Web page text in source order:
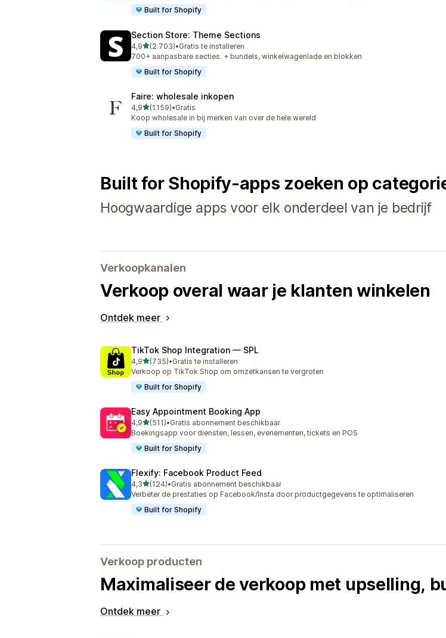
Built for Shopify
Section Store: Theme Sections
4,9van 5 sterren
(2.703)
2703 recensies in totaal
•Gratis te installeren
700+ aanpasbare secties. + bundels, winkelwagenlade en blokken
Built for Shopify
Faire: wholesale inkopen
4,9van 5 sterren
(1.159)
1159 recensies in totaal
•Gratis
Koop wholesale in bij merken van over de hele wereld
Built for Shopify
Built for Shopify-apps zoeken op
Hoogwaardige apps voor elk onderdeel van je bedrijf
Verkoopkanalen
Verkoop overal waar je klanten winkelen
Ontdek meer
TikTok Shop Integration — SPL
4,9van 5 sterren
(735)
735 recensies in totaal
•Gratis te installeren
Verkoop op TikTok Shop om omzetkansen te vergroten
Built for Shopify
Easy Appointment Booking App
4,9van 5 sterren
(511)
511 recensies in totaal
•Gratis abonnement beschikbaar
Boekingsapp voor diensten, lessen, evenementen, tickets en POS
Built for Shopify
Flexify: Facebook Product Feed
4,3van 5 sterren
(124)
124 recensies in totaal
•Gratis abonnement beschikbaar
Verbeter de prestaties op Facebook/Insta door productgegevens te optimaliseren
Built for Shopify
Verkoop producten
Maximaliseer de verkoop met upselling,
Ontdek meer